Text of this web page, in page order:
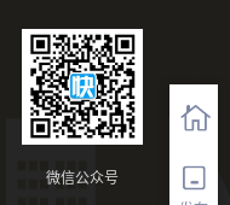
微信公众号